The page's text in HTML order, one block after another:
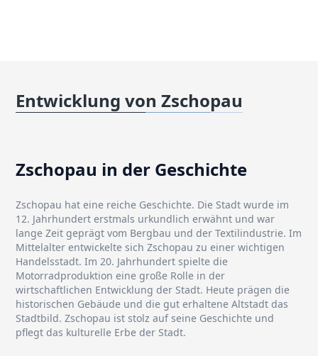
Entwicklung von Zschopau
Zschopau in der Geschichte
Zschopau hat eine reiche Geschichte. Die Stadt wurde im
12. Jahrhundert erstmals urkundlich erwähnt und war
lange Zeit geprägt vom Bergbau und der Textilindustrie. Im
Mittelalter entwickelte sich Zschopau zu einer wichtigen
Handelsstadt. Im 20. Jahrhundert spielte die
Motorradproduktion eine große Rolle in der
wirtschaftlichen Entwicklung der Stadt. Heute prägen die
historischen Gebäude und die gut erhaltene Altstadt das
Stadtbild. Zschopau ist stolz auf seine Geschichte und
pflegt das kulturelle Erbe der Stadt.